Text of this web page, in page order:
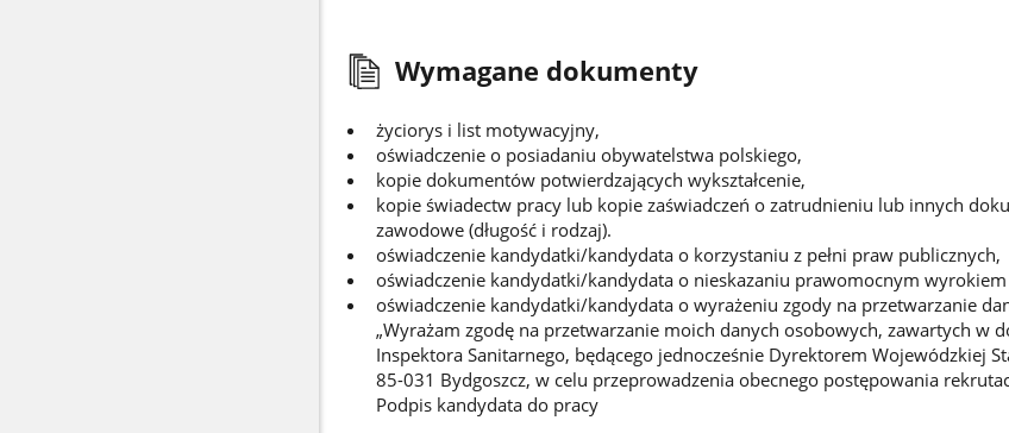
Wymagane dokumenty
życiorys i list motywacyjny,
oświadczenie o posiadaniu obywatelstwa polskiego,
kopie dokumentów potwierdzających wykształcenie,
kopie świadectw pracy lub kopie zaświadczeń o zatrudnieniu lub innych
zawodowe (długość i rodzaj).
oświadczenie kandydatki/kandydata o korzystaniu z pełni praw publicznych,
oświadczenie kandydatki/kandydata o nieskazaniu prawomocnym
oświadczenie kandydatki/kandydata o wyrażeniu zgody na przetwarzanie
„Wyrażam zgodę na przetwarzanie moich danych osobowych, zawartych w
Inspektora Sanitarnego, będącego jednocześnie Dyrektorem Wojewódzkiej
85-031 Bydgoszcz, w celu przeprowadzenia obecnego postępowania
Podpis kandydata do pracy